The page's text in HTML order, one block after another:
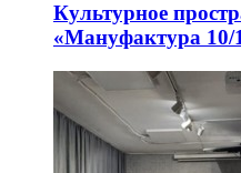
Культурное
«Мануфактура 10/